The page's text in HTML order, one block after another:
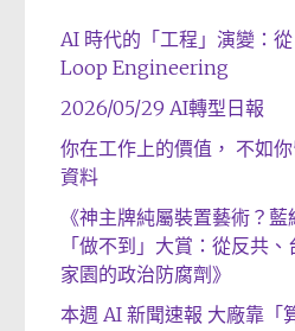
AI 時代的「工程」演變：
Loop Engineering
2026/05/29 AI轉型日報
你在工作上的價值， 不如
資料
《神主牌純屬裝置藝術？藍
「做不到」大賞：從反共
家園的政治防腐劑》
本週 AI 新聞速報 大廠靠「